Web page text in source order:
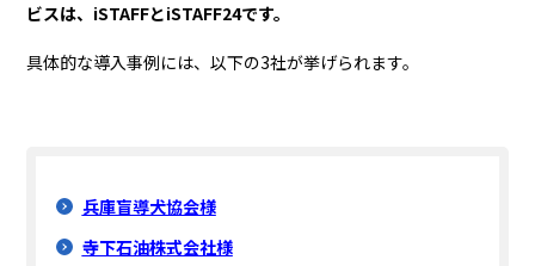
ビスは、iSTAFFとiSTAFF24です。
具体的な導入事例には、以下の3社が挙げられます。
兵庫盲導犬協会様
寺下石油株式会社様